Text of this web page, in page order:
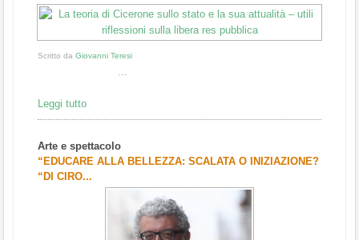
Scritto da Giovanni Teresi
...
Leggi tutto
Arte e spettacolo
“EDUCARE ALLA BELLEZZA: SCALATA O INIZIAZIONE?
“DI CIRO...